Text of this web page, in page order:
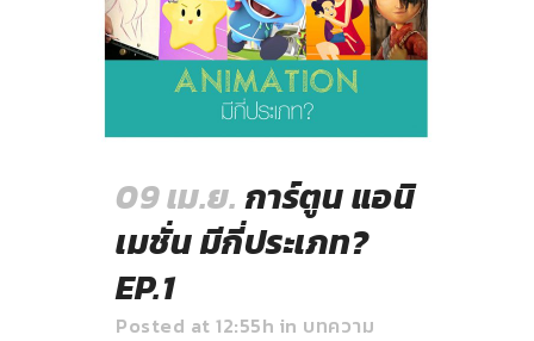
09 เม.ย. การ์ตูน แอนิ
เมชั่น มีกี่ประเภท?
EP.1
Posted at 12:55h in บทความ